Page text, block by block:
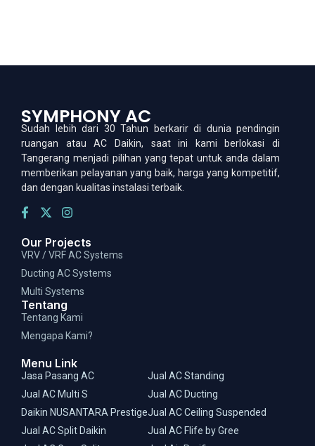
SYMPHONY AC
Sudah lebih dari 30 Tahun berkarir di dunia pendingin
ruangan atau AC Daikin, saat ini kami berlokasi di
Tangerang menjadi pilihan yang tepat untuk anda dalam
memberikan pelayanan yang baik, harga yang kompetitif,
dan dengan kualitas instalasi terbaik.
Our Projects
VRV / VRF AC Systems
Ducting AC Systems
Multi Systems
Tentang
Tentang Kami
Mengapa Kami?
Menu Link
Jasa Pasang AC
Jual AC Multi S
Daikin NUSANTARA Prestige
Jual AC Split Daikin
Jual AC Standing
Jual AC Ducting
Jual AC Ceiling Suspended
Jual AC Flife by Gree